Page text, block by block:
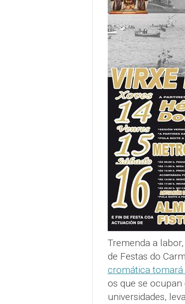
Tremenda a
de Festas do
cromática tomará
os que se ocupan
universidades,